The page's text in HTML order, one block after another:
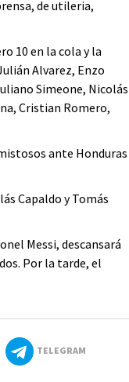
de utileria,
10 en la cola y la
Alvarez, Enzo
Simeone, Nicolás
Cristian Romero,
ante Honduras
Capaldo y Tomás
Messi, descansará
Por la tarde, el
TELEGRAM